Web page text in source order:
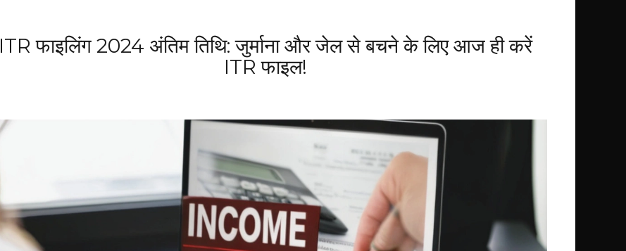
ITR फाइलिंग 2024 अंतिम तिथि: जुर्माना और जेल से बचने के लिए आज ही करें
ITR फाइल!